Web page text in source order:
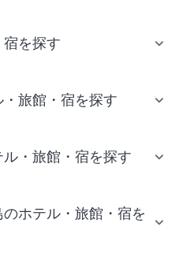
を探す
旅館・宿を探す
・旅館・宿を探す
ホテル・旅館・宿を